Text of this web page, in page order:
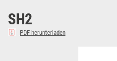
SH2
PDF herunterladen